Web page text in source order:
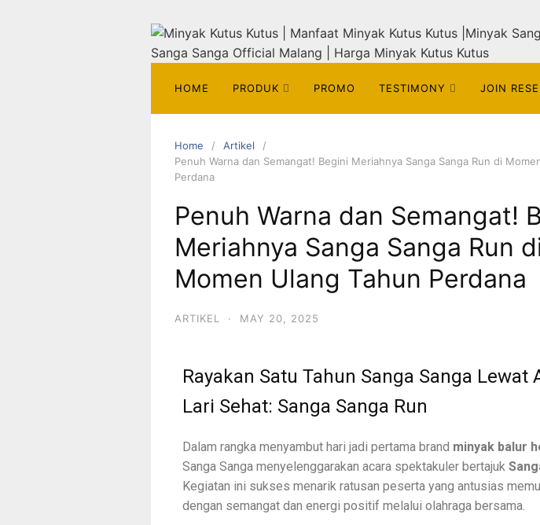
HOME PRODUK PROMO TESTIMONY JOIN
Home
Artikel
Penuh Warna dan Semangat! Begini Meriahnya Sanga Sanga Run di
Perdana
Penuh Warna dan Semangat!
Meriahnya Sanga Sanga Run
Momen Ulang Tahun Perdana
ARTIKEL · MAY 20, 2025
Rayakan Satu Tahun Sanga Sanga Lewat
Lari Sehat: Sanga Sanga Run
Dalam rangka menyambut hari jadi pertama brand minyak balur
Sanga Sanga menyelenggarakan acara spektakuler bertajuk
Kegiatan ini sukses menarik ratusan peserta yang antusias
dengan semangat dan energi positif melalui olahraga bersama.